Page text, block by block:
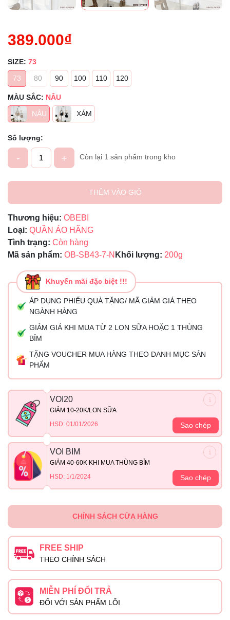
389.000₫
SIZE: 73
73
80 90 100 110 120
MÀU SẮC: NÂU
NÂU
XÁM
Số lượng:
- + Còn lại 1 sản phẩm trong kho
THÊM VÀO GIỎ
Thương hiệu: OBEBI
Loại: QUẦN ÁO HÃNG
Tình trạng: Còn hàng
Mã sản phẩm: OB-SB43-7-N Khối lượng: 200g
Khuyến mãi đặc biệt !!!
ÁP DỤNG PHIẾU QUÀ TẶNG/ MÃ GIẢM GIÁ THEO
NGÀNH HÀNG
GIẢM GIÁ KHI MUA TỪ 2 LON SỮA HOẶC 1 THÙNG
BỈM
TẶNG VOUCHER MUA HÀNG THEO DANH MỤC SẢN
PHẨM
VOI20
GIẢM 10-20K/LON SỮA
HSD: 01/01/2026
Sao chép
VOI BIM
GIẢM 40-60K KHI MUA THÙNG BỈM
HSD: 1/1/2024
Sao chép
CHÍNH SÁCH CỬA HÀNG
FREE SHIP
THEO CHÍNH SÁCH
MIỄN PHÍ ĐỔI TRẢ
ĐỐI VỚI SẢN PHẨM LỖI